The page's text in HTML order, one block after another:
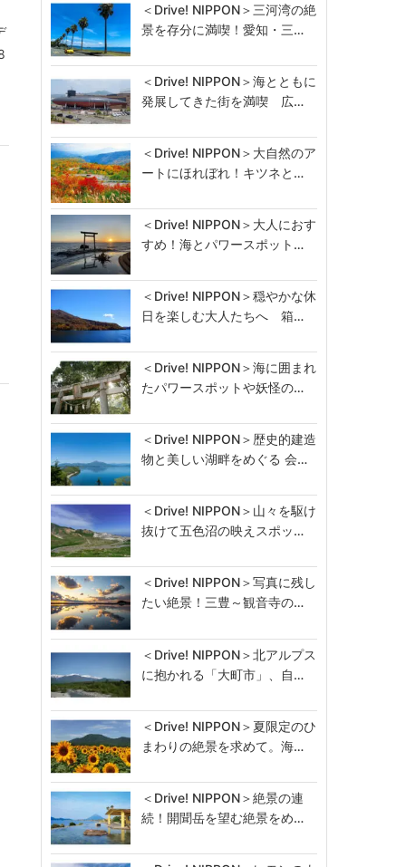
＜Drive! NIPPON＞三河湾の絶
景を存分に満喫！愛知・三…
＜Drive! NIPPON＞海とともに
発展してきた街を満喫 広…
＜Drive! NIPPON＞大自然のア
ートにほれぼれ！キツネと…
＜Drive! NIPPON＞大人におす
すめ！海とパワースポット…
＜Drive! NIPPON＞穏やかな休
日を楽しむ大人たちへ 箱…
＜Drive! NIPPON＞海に囲まれ
たパワースポットや妖怪の…
＜Drive! NIPPON＞歴史的建造
物と美しい湖畔をめぐる 会…
＜Drive! NIPPON＞山々を駆け
抜けて五色沼の映えスポッ…
＜Drive! NIPPON＞写真に残し
たい絶景！三豊～観音寺の…
＜Drive! NIPPON＞北アルプス
に抱かれる「大町市」、自…
＜Drive! NIPPON＞夏限定のひ
まわりの絶景を求めて。海…
＜Drive! NIPPON＞絶景の連
続！開聞岳を望む絶景をめ…